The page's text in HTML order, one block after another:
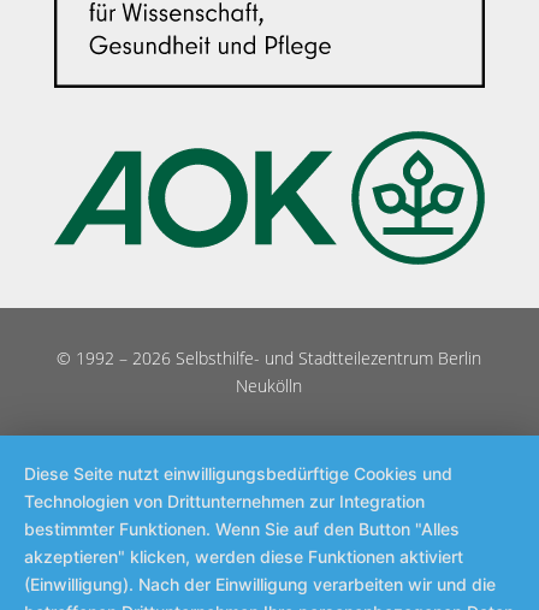
© 1992 – 2026 Selbsthilfe- und Stadtteilezentrum Berlin
Neukölln
Diese Seite nutzt einwilligungsbedürftige Cookies und
Technologien von Drittunternehmen zur Integration
bestimmter Funktionen. Wenn Sie auf den Button "Alles
akzeptieren" klicken, werden diese Funktionen aktiviert
(Einwilligung). Nach der Einwilligung verarbeiten wir und die